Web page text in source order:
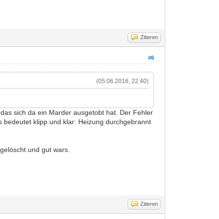
Zitieren
#6
(05.06.2016, 22:40)
sich da ein Marder ausgetobt hat. Der Fehler
klipp und klar: Heizung durchgebrannt
und gut wars.
Zitieren